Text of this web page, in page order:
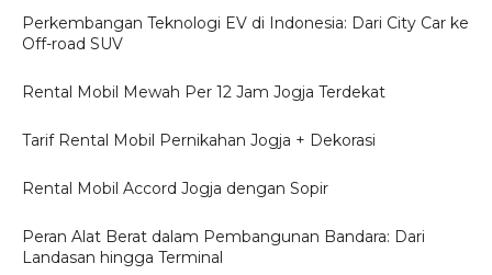
Perkembangan Teknologi EV di Indonesia: Dari City Car ke
Off-road SUV
Rental Mobil Mewah Per 12 Jam Jogja Terdekat
Tarif Rental Mobil Pernikahan Jogja + Dekorasi
Rental Mobil Accord Jogja dengan Sopir
Peran Alat Berat dalam Pembangunan Bandara: Dari
Landasan hingga Terminal